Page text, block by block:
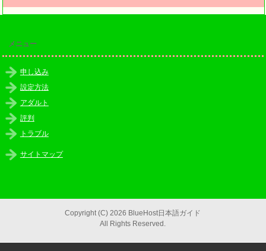
メニュー
申し込み
設定方法
アダルト
評判
トラブル
サイトマップ
Copyright (C) 2026 BlueHost日本語ガイド
All Rights Reserved.